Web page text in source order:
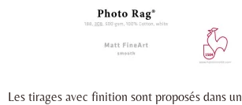
Les tirages avec finition sont proposés dans un